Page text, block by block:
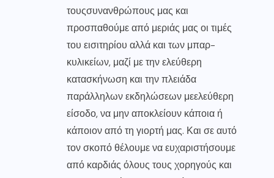
τουςσυνανθρώπους μας και
προσπαθούμε από μεριάς μας οι τιμές
του εισιτηρίου αλλά και των μπαρ-
κυλικείων, μαζί με την ελεύθερη
κατασκήνωση και την πλειάδα
παράλληλων εκδηλώσεων μεελεύθερη
είσοδο, να μην αποκλείουν κάποια ή
κάποιον από τη γιορτή μας. Και σε αυτό
τον σκοπό θέλουμε να ευχαριστήσουμε
από καρδιάς όλους τους χορηγούς και